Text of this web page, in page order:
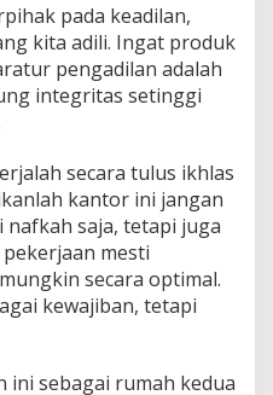
pada keadilan,
kita adili. Ingat produk
pengadilan adalah
integritas setinggi
secara tulus ikhlas
kantor ini jangan
nafkah saja, tetapi juga
mesti
secara optimal.
kewajiban, tetapi
ini sebagai rumah kedua